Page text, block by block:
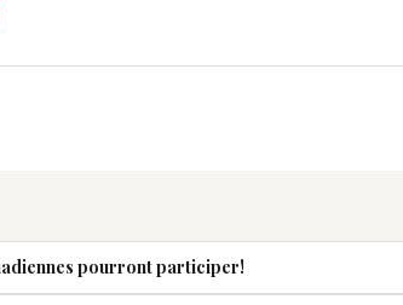
pourront participer!